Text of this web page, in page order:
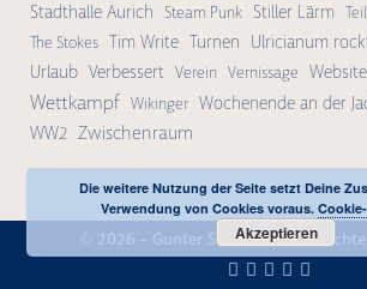
Stadthalle Aurich Steam Punk Stiller Lärm
The Stokes Tim Write Turnen Ulricianum
Urlaub Verbessert Verein Vernissage
Wettkampf Wikinger Wochenende an der
WW2 Zwischenraum
© 2026 - Gunter Schmidt| Alle
Die weitere Nutzung der Seite setzt Deine
Verwendung von Cookies voraus.
Akzeptieren